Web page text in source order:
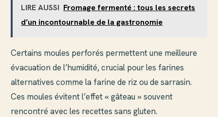
LIRE AUSSI Fromage fermenté : tous les secrets
d’un incontournable de la gastronomie
Certains moules perforés permettent une meilleure
évacuation de l’humidité, crucial pour les farines
alternatives comme la farine de riz ou de sarrasin.
Ces moules évitent l’effet « gâteau » souvent
rencontré avec les recettes sans gluten.